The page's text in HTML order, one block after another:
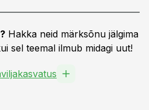
Hakka neid märksõnu jälgima
sel teemal ilmub midagi uut!